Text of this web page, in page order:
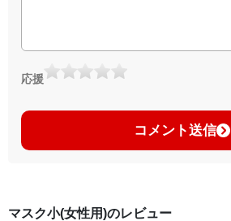
応援
コメント送信
マスク小(女性用)のレビュー